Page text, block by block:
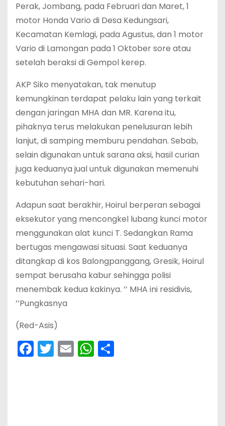
Perak, Jombang, pada Februari dan Maret, 1
motor Honda Vario di Desa Kedungsari,
Kecamatan Kemlagi, pada Agustus, dan 1 motor
Vario di Lamongan pada 1 Oktober sore atau
setelah beraksi di Gempol kerep.
AKP Siko menyatakan, tak menutup
kemungkinan terdapat pelaku lain yang terkait
dengan jaringan MHA dan MR. Karena itu,
pihaknya terus melakukan penelusuran lebih
lanjut, di samping memburu pendahan. Sebab,
selain digunakan untuk sarana aksi, hasil curian
juga keduanya jual untuk digunakan memenuhi
kebutuhan sehari-hari.
Adapun saat berakhir, Hoirul berperan sebagai
eksekutor yang mencongkel lubang kunci motor
menggunakan alat kunci T. Sedangkan Rama
bertugas mengawasi situasi. Saat keduanya
ditangkap di kos Balongpanggang, Gresik, Hoirul
sempat berusaha kabur sehingga polisi
menembak kedua kakinya. ’’ MHA ini residivis,
’’Pungkasnya
(Red-Asis)
F
a
T
w
E
m
W
h